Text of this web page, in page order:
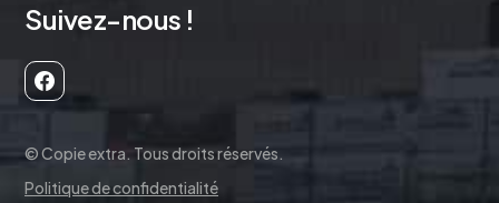
Suivez-nous !
© Copie extra. Tous droits réservés.
Politique de confidentialité